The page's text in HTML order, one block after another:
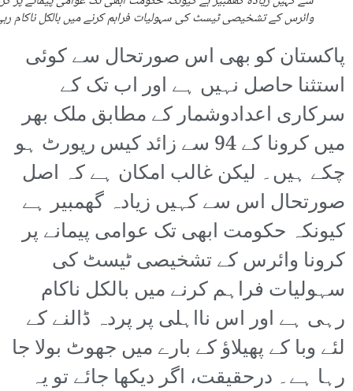
وائرس کے تشخیصی ٹیسٹ کی سہولیات فراہم کرنے میں بالکل ناکام
پاکستان کو بھی اس صورتحال سے کوئی
استثنا حاصل نہیں ہے اور اب تک کے
سرکاری اعدادوشمار کے مطابق ملک بھر
میں کرونا کے 94 سے زائد کیس رپورٹ ہو
چکے ہیں۔ لیکن غالب امکان ہے کہ اصل
صورتحال اس سے کہیں زیادہ گھمبیر ہے
کیونکہ حکومت ابھی تک عوامی پیمانے پر
کرونا وائرس کے تشخیصی ٹیسٹ کی
سہولیات فراہم کرنے میں بالکل ناکام
رہی ہے اور اس نااہلی پر پردہ ڈالنے کے
لئے وبا کے پھیلاؤ کے بارے میں جھوٹ بولا جا
رہا ہے۔ درحقیقت، اگر دیکھا جائے تو یہ